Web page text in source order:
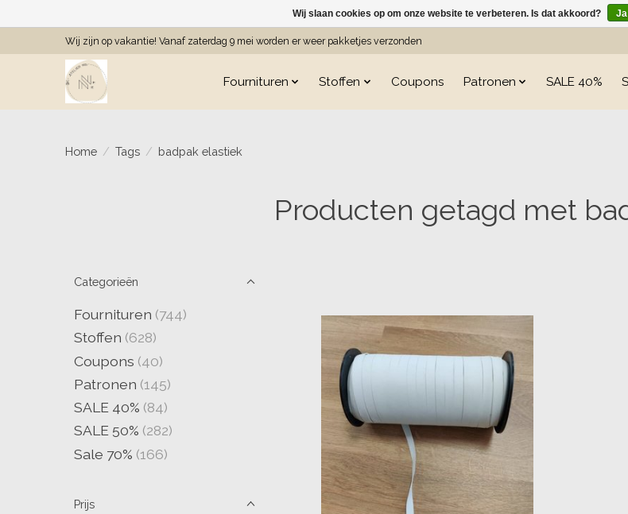
Wij zijn op vakantie! Vanaf zaterdag 9 mei worden er weer pakketjes verzonden
Fournituren Stoffen Coupons Patronen SALE 40%
Home / Tags / badpak elastiek
Producten getagd met
Categorieën
Fournituren (744)
Stoffen (628)
Coupons (40)
Patronen (145)
SALE 40% (84)
SALE 50% (282)
Sale 70% (166)
Prijs
Wij slaan cookies op om onze website te verbeteren. Is dat akkoord? Ja